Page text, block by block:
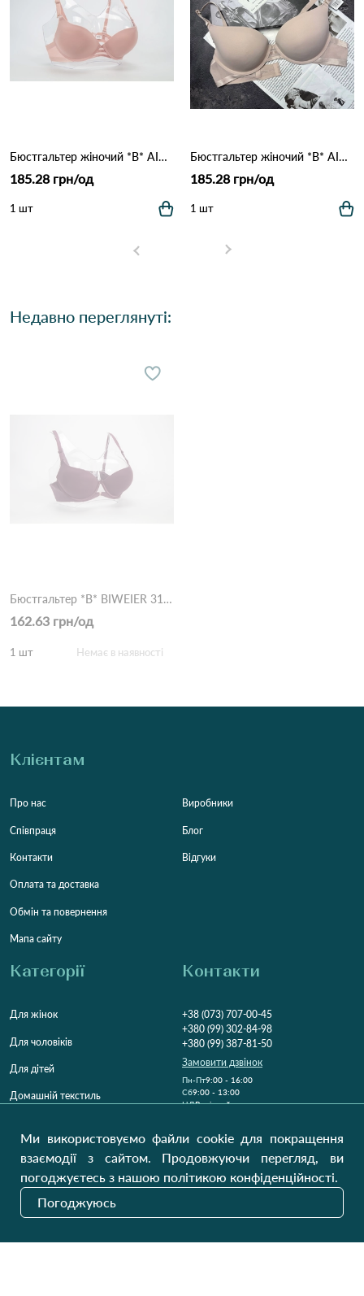
Бюстгальтер жіночий *B* AIMINA 1328 9,2 Пудра
185.28 грн/од
1 шт
Бюстгальтер жіночий *B* AIMINA 1328 9,2 Кофейний
185.28 грн/од
1 шт
Недавно переглянуті:
Бюстгальтер *B* BIWEIER 31355 16,2 Фіолетовий
162.63 грн/од
1 шт Немає в наявності
Клієнтам
Про нас
Співпраця
Контакти
Оплата та доставка
Обмін та повернення
Мапа сайту
Виробники
Блог
Відгуки
Категорії
Для жінок
Для чоловіків
Для дітей
Домашній текстиль
Контакти
+38 (073) 707-00-45
+380 (99) 302-84-98
+380 (99) 387-81-50
Замовити дзвінок
Пн-Пт9:00 - 16:00
Cб9:00 - 13:00
НДВихідний
Україна, Луцьк, 43000
Наші оновлення
Надіслати
Ми використовуємо файли cookie для покращення
взаємодії з сайтом. Продовжуючи перегляд, ви
погоджуєтесь з нашою політикою конфіденційності.
Погоджуюсь